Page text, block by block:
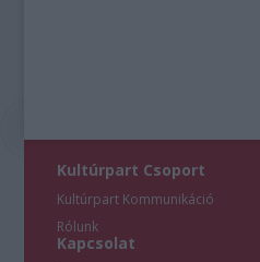
Kultúrpart Csoport
Kultúrpart Kommunikáció
Rólunk
Kapcsolat